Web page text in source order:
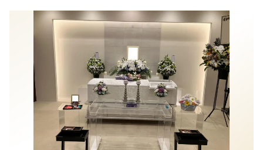
スタッフ一覧
店舗用地募集
北海道エリア
函館市